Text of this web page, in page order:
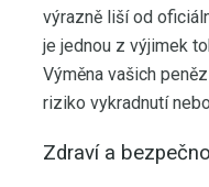
výrazně liší od
je jednou z výjimek
Výměna vašich
riziko vykradnutí
Zdraví a